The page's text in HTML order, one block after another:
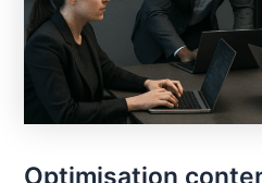
Optimisation